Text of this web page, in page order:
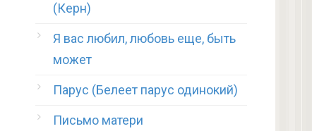
(Керн)
Я вас любил, любовь еще, быть
может
Парус (Белеет парус одинокий)
Письмо матери